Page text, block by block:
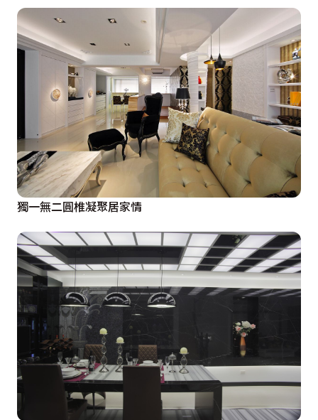
獨一無二圓椎凝聚居家情